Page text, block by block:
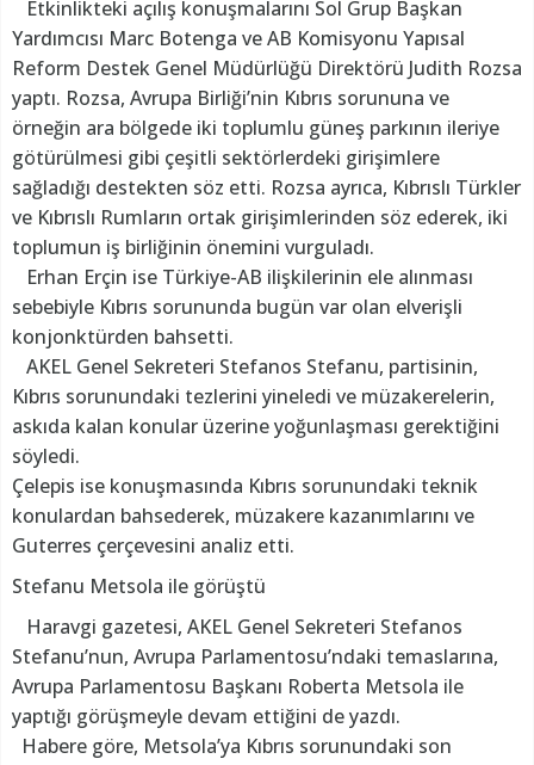
Etkinlikteki açılış konuşmalarını Sol Grup Başkan
Yardımcısı Marc Botenga ve AB Komisyonu Yapısal
Reform Destek Genel Müdürlüğü Direktörü Judith Rozsa
yaptı. Rozsa, Avrupa Birliği’nin Kıbrıs sorununa ve
örneğin ara bölgede iki toplumlu güneş parkının ileriye
götürülmesi gibi çeşitli sektörlerdeki girişimlere
sağladığı destekten söz etti. Rozsa ayrıca, Kıbrıslı Türkler
ve Kıbrıslı Rumların ortak girişimlerinden söz ederek, iki
toplumun iş birliğinin önemini vurguladı.
Erhan Erçin ise Türkiye-AB ilişkilerinin ele alınması
sebebiyle Kıbrıs sorununda bugün var olan elverişli
konjonktürden bahsetti.
AKEL Genel Sekreteri Stefanos Stefanu, partisinin,
Kıbrıs sorunundaki tezlerini yineledi ve müzakerelerin,
askıda kalan konular üzerine yoğunlaşması gerektiğini
söyledi.
Çelepis ise konuşmasında Kıbrıs sorunundaki teknik
konulardan bahsederek, müzakere kazanımlarını ve
Guterres çerçevesini analiz etti.
Stefanu Metsola ile görüştü
Haravgi gazetesi, AKEL Genel Sekreteri Stefanos
Stefanu’nun, Avrupa Parlamentosu’ndaki temaslarına,
Avrupa Parlamentosu Başkanı Roberta Metsola ile
yaptığı görüşmeyle devam ettiğini de yazdı.
Habere göre, Metsola’ya Kıbrıs sorunundaki son